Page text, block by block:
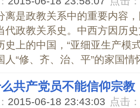
离是政教关系中的重要内容
代政教关系史。中西方因历
史上的中国，“亚细亚生产模
“修、齐、治、平”的家国情
共产党员不能信仰宗教
2015-06-18 23:43:03 点击：